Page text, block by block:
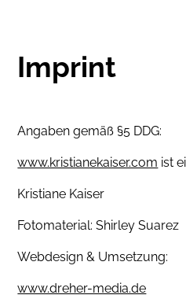
Imprint
Angaben gemäß §5 DDG:
www.kristianekaiser.com ist
Kristiane Kaiser
Fotomaterial: Shirley Suarez
Webdesign & Umsetzung:
www.dreher-media.de